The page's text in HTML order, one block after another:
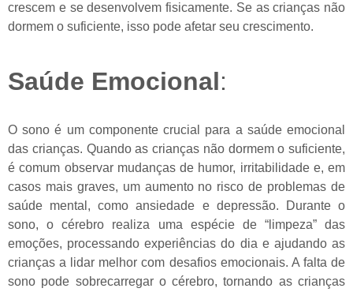
crescem e se desenvolvem fisicamente. Se as crianças não
dormem o suficiente, isso pode afetar seu crescimento.
Saúde Emocional:
O sono é um componente crucial para a saúde emocional
das crianças. Quando as crianças não dormem o suficiente,
é comum observar mudanças de humor, irritabilidade e, em
casos mais graves, um aumento no risco de problemas de
saúde mental, como ansiedade e depressão. Durante o
sono, o cérebro realiza uma espécie de “limpeza” das
emoções, processando experiências do dia e ajudando as
crianças a lidar melhor com desafios emocionais. A falta de
sono pode sobrecarregar o cérebro, tornando as crianças